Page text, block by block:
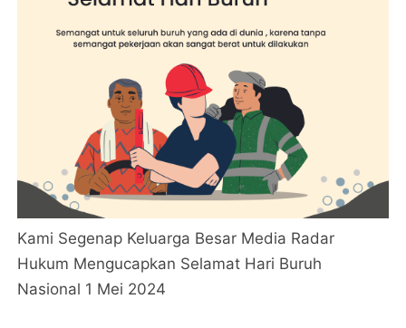
Kami Segenap Keluarga Besar Media Radar
Hukum Mengucapkan Selamat Hari Buruh
Nasional 1 Mei 2024